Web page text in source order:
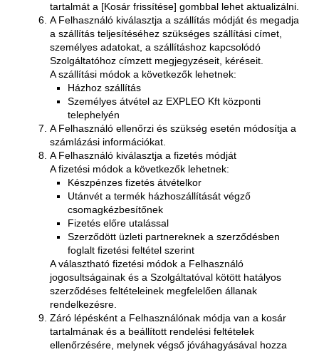
tartalmát a [Kosár frissítése] gombbal lehet aktualizálni.
A Felhasználó kiválasztja a szállítás módját és megadja
a szállítás teljesítéséhez szükséges szállítási címet,
személyes adatokat, a szállításhoz kapcsolódó
Szolgáltatóhoz címzett megjegyzéseit, kéréseit.
A szállítási módok a következők lehetnek:
Házhoz szállítás
Személyes átvétel az EXPLEO Kft központi
telephelyén
A Felhasználó ellenőrzi és szükség esetén módosítja a
számlázási információkat.
A Felhasználó kiválasztja a fizetés módját
A fizetési módok a következők lehetnek:
Készpénzes fizetés átvételkor
Utánvét a termék házhoszállítását végző
csomagkézbesítőnek
Fizetés előre utalással
Szerződött üzleti partnereknek a szerződésben
foglalt fizetési feltétel szerint
A választható fizetési módok a Felhasználó
jogosultságainak és a Szolgáltatóval kötött hatályos
szerződéses feltételeinek megfelelően állanak
rendelkezésre.
Záró lépésként a Felhasználónak módja van a kosár
tartalmának és a beállított rendelési feltételek
ellenőrzésére, melynek végső jóváhagyásával hozza